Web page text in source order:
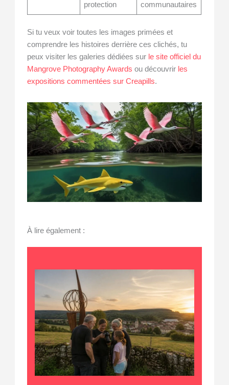
protection
communautaires
Si tu veux voir toutes les images primées et
comprendre les histoires derrière ces clichés, tu
peux visiter les galeries dédiées sur le site officiel du
Mangrove Photography Awards ou découvrir les
expositions commentées sur Creapills.
À lire également :